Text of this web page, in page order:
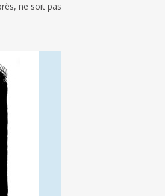
ne soit pas